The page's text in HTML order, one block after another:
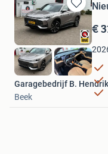
Bewaren
in
Mijn
Favorieten
€
Garagebedrijf B.
Beek